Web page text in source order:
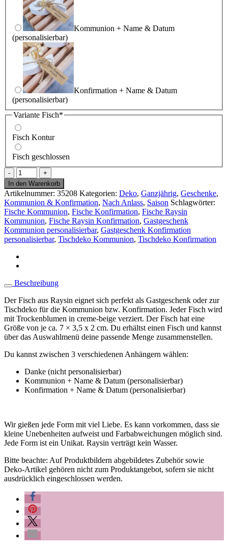
Kommunion + Name & Datum
(personalisierbar)
Konfirmation + Name & Datum
(personalisierbar)
Variante Fisch*(required)
Fisch Kontur
Fisch geschlossen
Gastgeschenk
Fisch
aus
Raysin
personalisierbar
-
Kommunion
Konfirmation
Tischdeko
Menge
In den Warenkorb
Artikelnummer: 35208 Kategorien: Deko, Ganzjährig, Geschenke,
Kommunion & Konfirmation, Nach Anlass, Saison Schlagwörter:
Fische Kommunion, Fische Konfirmation, Fische Raysin
Kommunion, Fische Raysin Konfirmation, Gastgeschenk
Kommunion personalisierbar, Gastgeschenk Konfirmation
personalisierbar, Tischdeko Kommunion, Tischdeko Konfirmation
Beschreibung
Der Fisch aus Raysin eignet sich perfekt als Gastgeschenk oder zur
Tischdeko für die Kommunion bzw. Konfirmation. Jeder Fisch wird
mit Trockenblumen in creme-beige verziert. Der Fisch hat eine
Größe von je ca. 7 × 3,5 x 2 cm. Du erhältst einen Fisch und kannst
über das Auswahlmenü deine passende Menge zusammenstellen.
Du kannst zwischen 3 verschiedenen Anhängern wählen:
Danke (nicht personalisierbar)
Kommunion + Name & Datum (personalisierbar)
Konfirmation + Name & Datum (personalisierbar)
Wir gießen jede Form mit viel Liebe. Es kann vorkommen, dass sie
kleine Unebenheiten aufweist und Farbabweichungen möglich sind.
Jede Form ist ein Unikat. Raysin verträgt kein Wasser.
Bitte beachte: Auf Produktbildern abgebildetes Zubehör sowie
Deko-Artikel gehören nicht zum Produktangebot, sofern sie nicht
ausdrücklich eingeschlossen werden.